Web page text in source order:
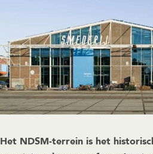
Het NDSM-terrein is het